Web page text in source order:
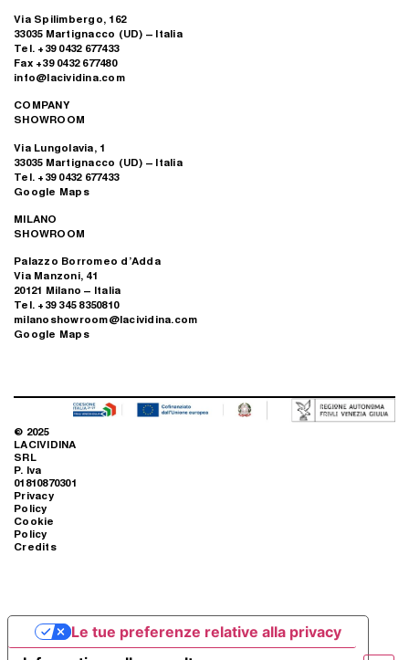
Via Spilimbergo, 162
33035 Martignacco (UD) – Italia
Tel. +39 0432 677433
Fax +39 0432 677480
info@lacividina.com
COMPANY
SHOWROOM
Via Lungolavia, 1
33035 Martignacco (UD) – Italia
Tel. +39 0432 677433
Google Maps
MILANO
SHOWROOM
Palazzo Borromeo d’Adda
Via Manzoni, 41
20121 Milano – Italia
Tel. +39 345 8350810
milanoshowroom@lacividina.com
Google Maps
© 2025
LACIVIDINA
SRL
P. Iva
01810870301
Privacy
Policy
Cookie
Policy
Credits
Le tue preferenze relative alla privacy